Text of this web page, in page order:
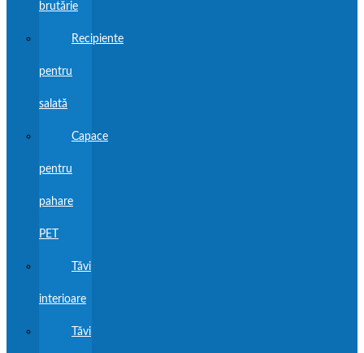
brutărie
Recipiente
pentru
salată
Capace
pentru
pahare
PET
Tăvi
interioare
Tăvi